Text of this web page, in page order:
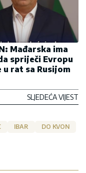
Mađarska ima
spriječi Evropu
u rat sa Rusijom
SLJEDEĆA VIJEST
IBAR DO KVON